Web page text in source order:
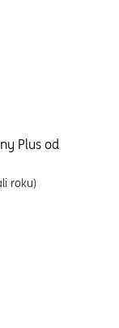
Plus od
roku)